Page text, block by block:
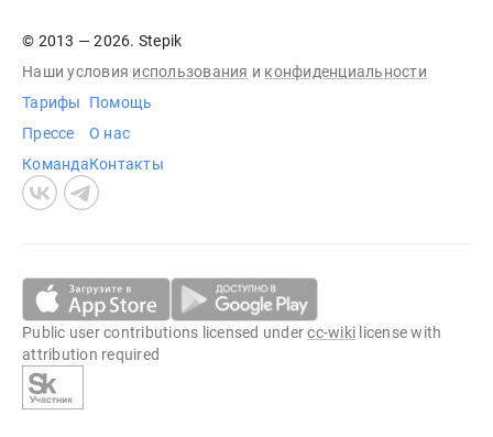
© 2013 — 2026. Stepik
Наши условия использования и конфиденциальности
Тарифы
Прессе
Команда
Помощь
О нас
Контакты
Public user contributions licensed undercc-wiki license with
attribution required